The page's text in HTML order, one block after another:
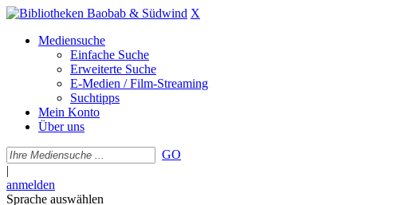
X
Mediensuche
Einfache Suche
Erweiterte Suche
E-Medien / Film-Streaming
Suchtipps
Mein Konto
Über uns
GO
|
anmelden
Sprache auswählen